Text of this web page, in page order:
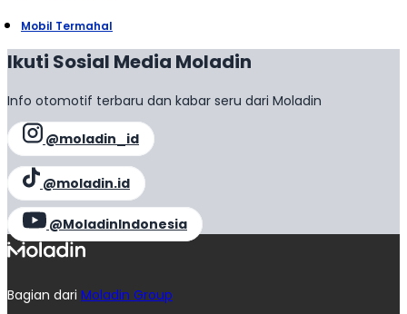
Mobil Termahal
Ikuti Sosial Media Moladin
Info otomotif terbaru dan kabar seru dari Moladin
@moladin_id
@moladin.id
@MoladinIndonesia
Bagian dari Moladin Group